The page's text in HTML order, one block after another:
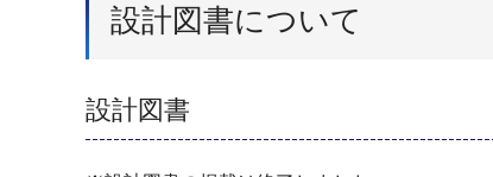
設計図書について
設計図書